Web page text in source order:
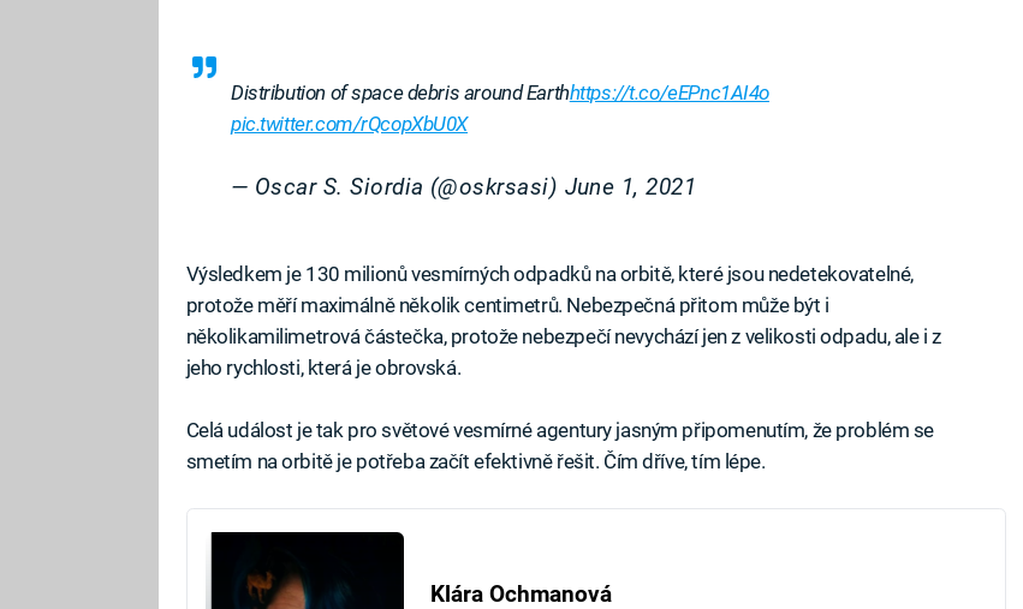
Distribution of space debris around Earthhttps://t.co/eEPnc1AI4o
pic.twitter.com/rQcopXbU0X
— Oscar S. Siordia (@oskrsasi) June 1, 2021
Výsledkem je 130 milionů vesmírných odpadků na orbitě, které jsou nedetekovatelné,
protože měří maximálně několik centimetrů. Nebezpečná přitom může být i
několikamilimetrová částečka, protože nebezpečí nevychází jen z velikosti odpadu, ale i z
jeho rychlosti, která je obrovská.
Celá událost je tak pro světové vesmírné agentury jasným připomenutím, že problém se
smetím na orbitě je potřeba začít efektivně řešit. Čím dříve, tím lépe.
Klára Ochmanová